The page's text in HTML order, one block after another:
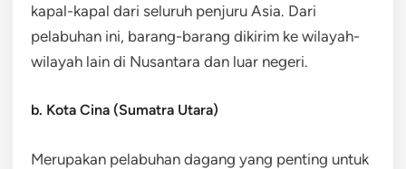
kapal-kapal dari seluruh penjuru Asia. Dari
pelabuhan ini, barang-barang dikirim ke wilayah-
wilayah lain di Nusantara dan luar negeri.
b. Kota Cina (Sumatra Utara)
Merupakan pelabuhan dagang yang penting untuk